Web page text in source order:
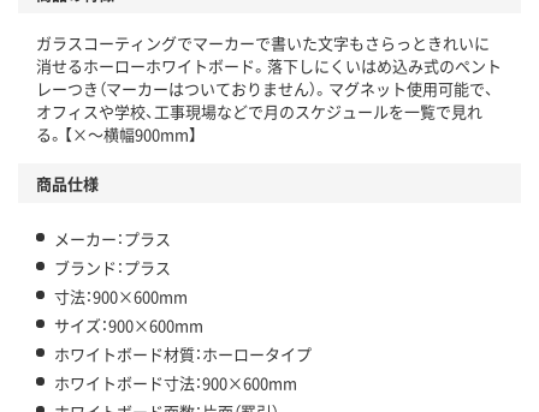
ガラスコーティングでマーカーで書いた文字もさらっときれいに
消せるホーローホワイトボード。落下しにくいはめ込み式のペント
レーつき（マーカーはついておりません）。マグネット使用可能で、
オフィスや学校、工事現場などで月のスケジュールを一覧で見れ
る。【×～横幅900mm】
商品仕様
メーカー：プラス
ブランド：プラス
寸法：900×600mm
サイズ：900×600mm
ホワイトボード材質：ホーロータイプ
ホワイトボード寸法：900×600mm